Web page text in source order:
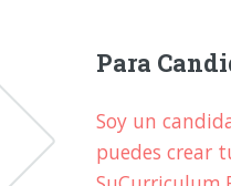
Para
Soy un
puedes crear